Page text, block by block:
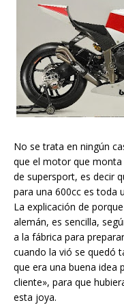
No se trata en ningún
que el motor que monta
de supersport, es decir
para una 600cc es toda
La explicación de
alemán, es sencilla,
a la fábrica para
cuando la vió se quedó
que era una buena idea
cliente», para que
esta joya.